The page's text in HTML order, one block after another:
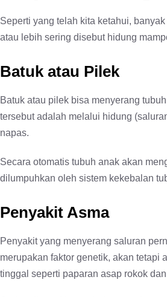
Seperti yang telah kita ketahui,
atau lebih sering disebut hidung
Batuk atau Pilek
Batuk atau pilek bisa menyerang
tersebut adalah melalui hidung
napas.
Secara otomatis tubuh anak akan
dilumpuhkan oleh sistem kekebalan
Penyakit Asma
Penyakit yang menyerang saluran
merupakan faktor genetik, akan tetapi
tinggal seperti paparan asap rokok